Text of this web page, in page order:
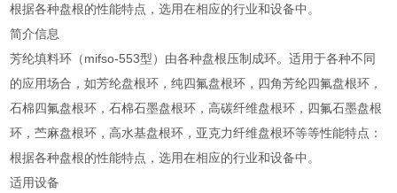
根据各种盘根的性能特点，选用在相应的行业和设备中。
简介信息
芳纶填料环（mifso-553型）由各种盘根压制成环。适用于各种不同
的应用场合，如芳纶盘根环，纯四氟盘根环，四角芳纶四氟盘根环，
石棉四氟盘根环，石棉石墨盘根环，高碳纤维盘根环，四氟石墨盘根
环，苎麻盘根环，高水基盘根环，亚克力纤维盘根环等等性能特点：
根据各种盘根的性能特点，选用在相应的行业和设备中。
适用设备